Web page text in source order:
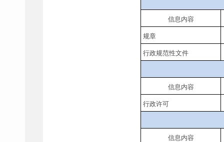
信息内容
规章
行政规范性文件
信息内容
行政许可
信息内容